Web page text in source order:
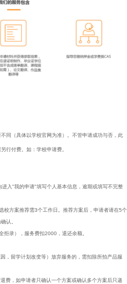
同（具体以学校官网为准）。不管申请成功与否，此
行付费。如：学校申请费。
进入"我的申请"填写个人基本信息，逾期或填写不完整
校方案推荐需3个工作日。推荐方案后，申请者请在5个
认。
拒录），服务费扣2000，退还余额。
，留学计划改变等）放弃服务的，需扣除所拍产品服
费，如申请者只确认一个方案或确认多个方案后只递